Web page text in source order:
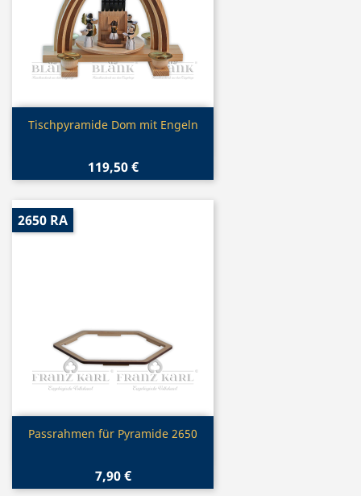
Vorschau
Tischpyramide Dom mit Engeln
119,50 €
Vorschau
Passrahmen für Pyramide 2650
7,90 €
2650 RA